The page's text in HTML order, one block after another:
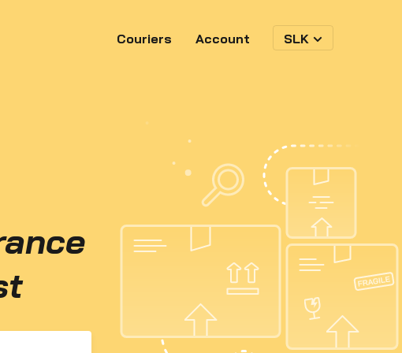
Couriers Account SLK